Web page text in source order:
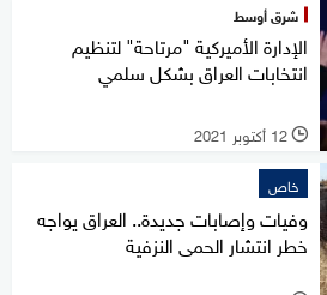
شرق أوسط
الإدارة الأميركية "مرتاحة" لتنظيم
انتخابات العراق بشكل سلمي
l 12 أكتوبر 2021
خاص
وفيات وإصابات جديدة.. العراق يواجه
خطر انتشار الحمى النزفية